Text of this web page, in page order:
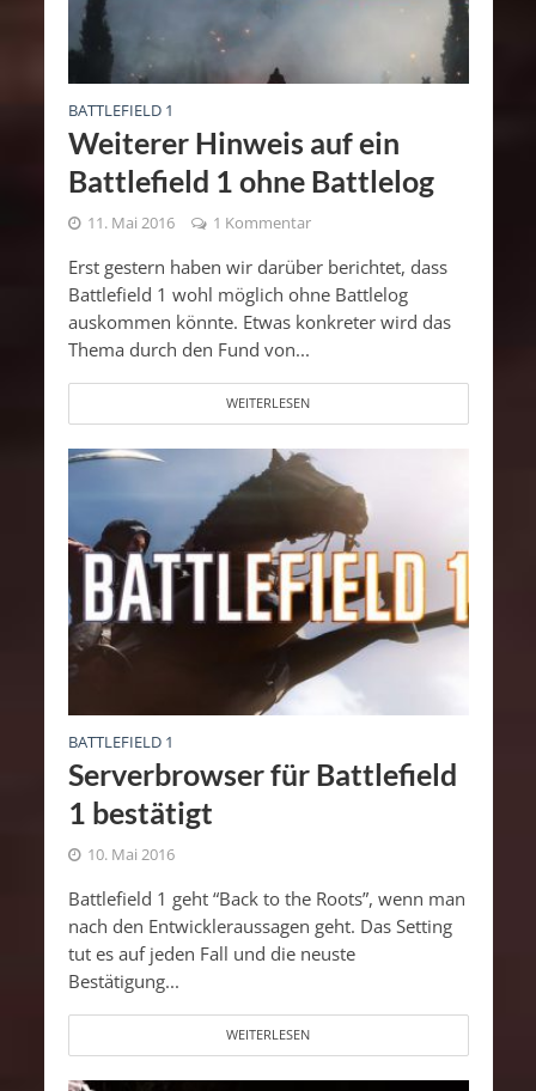
BATTLEFIELD 1
Weiterer Hinweis auf ein
Battlefield 1 ohne Battlelog
11. Mai 2016 1 Kommentar
Erst gestern haben wir darüber berichtet, dass
Battlefield 1 wohl möglich ohne Battlelog
auskommen könnte. Etwas konkreter wird das
Thema durch den Fund von...
WEITERLESEN
BATTLEFIELD 1
Serverbrowser für Battlefield
1 bestätigt
10. Mai 2016
Battlefield 1 geht “Back to the Roots”, wenn man
nach den Entwickleraussagen geht. Das Setting
tut es auf jeden Fall und die neuste
Bestätigung...
WEITERLESEN